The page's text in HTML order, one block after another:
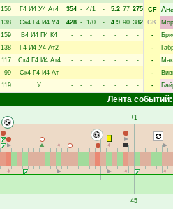
156 Г4 И4 У4 Ат4 354 - 4/1 - 5.2 77 275
138 Ск4 Г4 И4 У4 428 - 1/0 - 4.9 90 382
159 В4 И4 П4 К4 - - - - - -
-
138 Г4 И4 У4 Ат2 - - - - - -
-
117 Ск4 Г4 И4 Ат4 - - - - - -
-
99 Ск4 Г4 И4 Ат - - - - - -
-
119 У - - - - - - -
CF
GK
-
-
-
-
-
Лента событий:
+1
45